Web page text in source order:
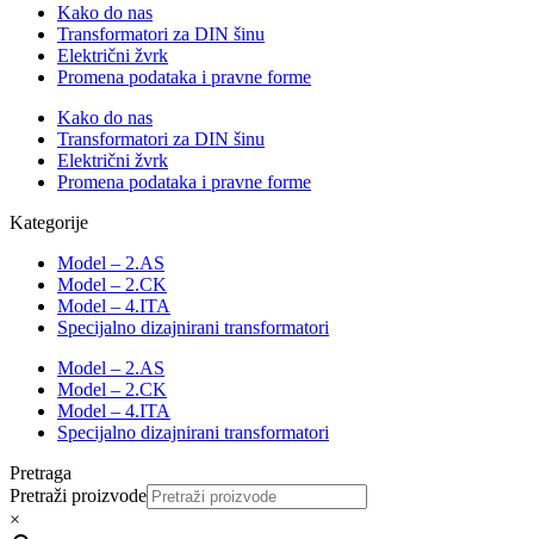
Kako do nas
Transformatori za DIN šinu
Električni žvrk
Promena podataka i pravne forme
Kako do nas
Transformatori za DIN šinu
Električni žvrk
Promena podataka i pravne forme
Kategorije
Model – 2.AS
Model – 2.CK
Model – 4.ITA
Specijalno dizajnirani transformatori
Model – 2.AS
Model – 2.CK
Model – 4.ITA
Specijalno dizajnirani transformatori
Pretraga
Pretraži proizvode
×